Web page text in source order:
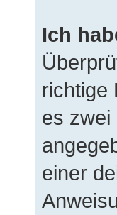
Ich
richtige
es zwei
einer